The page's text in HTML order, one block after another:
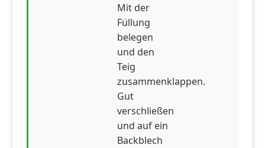
Mit der
Füllung
belegen
und den
Teig
zusammenklappen.
Gut
verschließen
und auf ein
Backblech